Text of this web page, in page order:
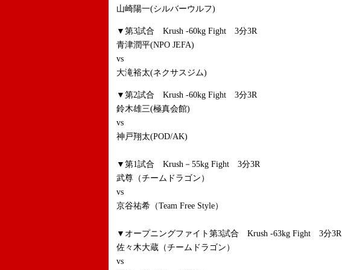
山崎陽一(シルバーウルフ)
▼第3試合 Krush -60kg Fight 3分3R
青津潤平(NPO JEFA)
vs
大滝裕太(ネクサスジム)
▼第2試合 Krush -60kg Fight 3分3R
鈴木雄三(極真会館)
vs
神戸翔太(POD/AK)
▼第1試合 Krush－55kg Fight 3分3R
武尊（チームドラゴン）
vs
京谷祐希（Team Free Style）
▼オープニングファイト第3試合 Krush -63kg Fight 3分3R
佐々木大蔵（チームドラゴン）
vs